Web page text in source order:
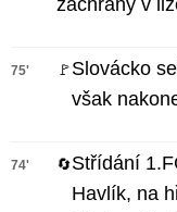
záchrany v
75' 🚩Slovácko
však
74' 🔄Střídání
Havlík, na